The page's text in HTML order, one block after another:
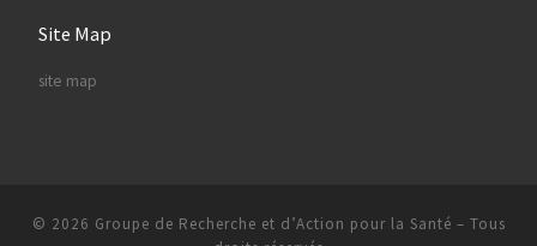
Site Map
site map
© 2026 Groupe de Recherche et d’Action pour la Santé – Tous